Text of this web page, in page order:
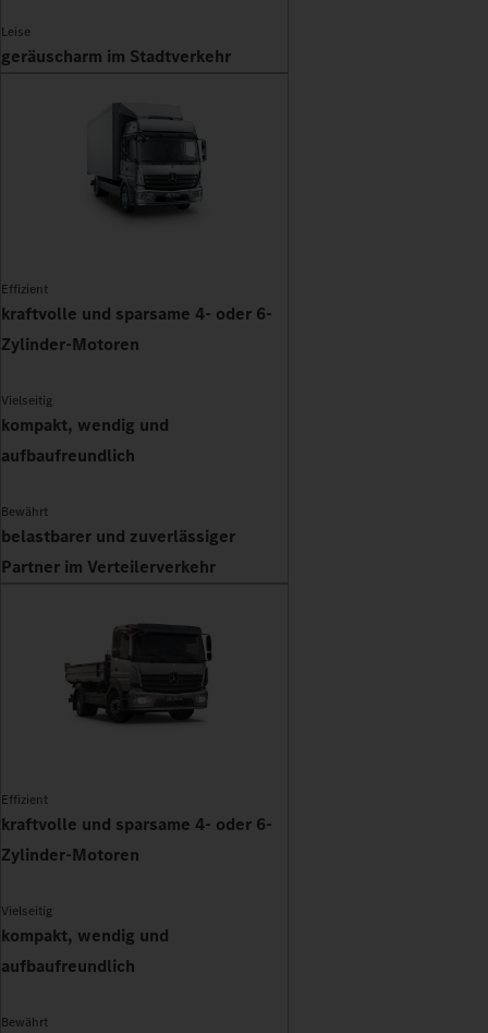
Leise
geräuscharm im Stadtverkehr
Effizient
kraftvolle und sparsame 4- oder 6-
Zylinder-Motoren
Vielseitig
kompakt, wendig und
aufbaufreundlich
Bewährt
belastbarer und zuverlässiger
Partner im Verteilerverkehr
Effizient
kraftvolle und sparsame 4- oder 6-
Zylinder-Motoren
Vielseitig
kompakt, wendig und
aufbaufreundlich
Bewährt